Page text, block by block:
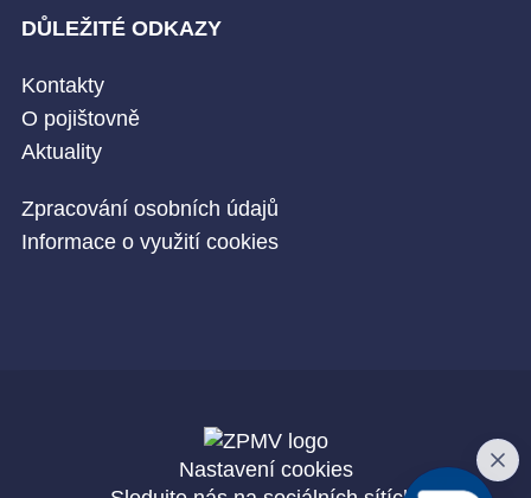
DŮLEŽITÉ ODKAZY
Kontakty
O pojištovně
Aktuality
Zpracování osobních údajů
Informace o využití cookies
Nastavení cookies